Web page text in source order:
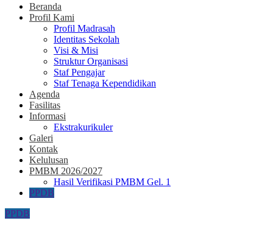
Beranda
Profil Kami
Profil Madrasah
Identitas Sekolah
Visi & Misi
Struktur Organisasi
Staf Pengajar
Staf Tenaga Kependidikan
Agenda
Fasilitas
Informasi
Ekstrakurikuler
Galeri
Kontak
Kelulusan
PMBM 2026/2027
Hasil Verifikasi PMBM Gel. 1
PPDB
PPDB